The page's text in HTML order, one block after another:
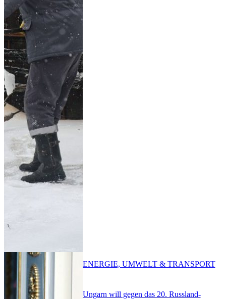
Ungarn will gegen das 20. Russland-
ENERGIE, UMWELT & TRANSPORT